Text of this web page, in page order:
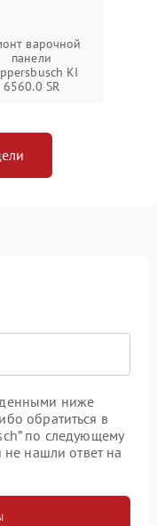
варочной
панели
KI
6560.0 SR
ниже
обратиться в
по следующему
не нашли ответ на